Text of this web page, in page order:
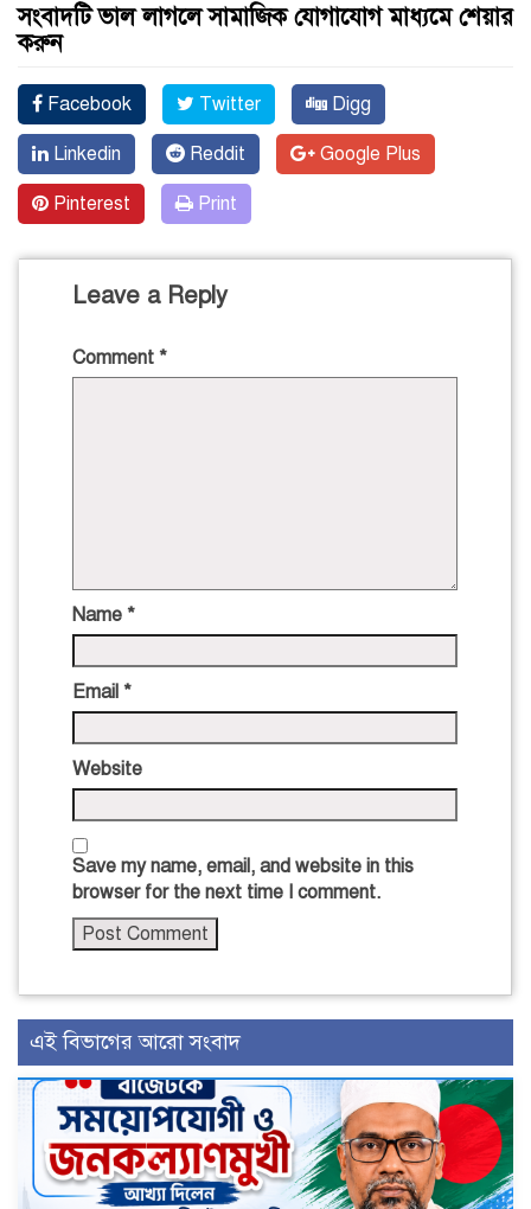
সংবাদটি ভাল লাগলে সামাজিক যোগাযোগ মাধ্যমে শেয়ার
করুন
Facebook Twitter Digg
Linkedin Reddit Google Plus
Pinterest Print
Leave a Reply
Comment *
Name *
Email *
Website
Save my name, email, and website in this
browser for the next time I comment.
এই বিভাগের আরো সংবাদ